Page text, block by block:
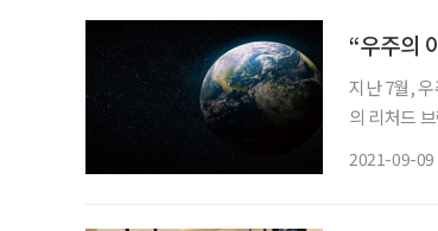
“우주의
지난 7월,
의 리처드
2021-09-09